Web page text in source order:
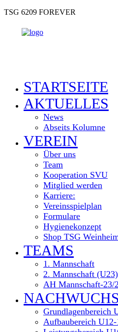
TSG 6209 FOREVER
STARTSEITE
AKTUELLES
News
Abseits Kolumne
VEREIN
Über uns
Team
Kooperation SVU
Mitglied werden
Karriere:
Vereinsspielplan
Formulare
Hygienekonzept
Shop TSG
TEAMS
1. Mannschaft
2. Mannschaft (U23)
AH Mannschaft-23/
NACHWUCHS
Grundlagenbereich
Aufbaubereich U12-